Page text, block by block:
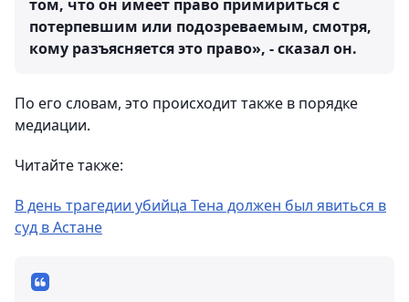
том, что он имеет право примириться с
потерпевшим или подозреваемым, смотря,
кому разъясняется это право», - сказал он.
По его словам, это происходит также в порядке
медиации.
Читайте также:
В день трагедии убийца Тена должен был явиться в
суд в Астане